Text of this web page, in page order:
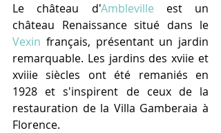
Le château d'Ambleville est un
Vexin français, présentant un jardin
remarquable. Les jardins des xviie et
xviiie siècles ont été remaniés en
1928 et s'inspirent de ceux de la
restauration de la Villa Gamberaia à
Florence.